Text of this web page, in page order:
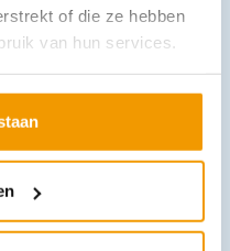
of die ze hebben
van hun services.